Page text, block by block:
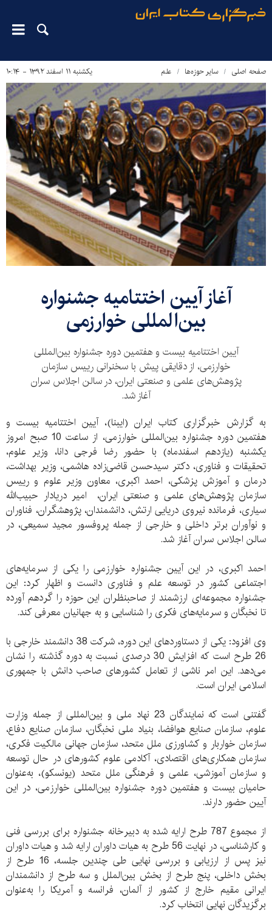
صفحه اصلی سایر حوزه‌ها علم یکشنبه ۱۱ اسفند ۱۳۹۲ - ۱۰:۱۴
آغاز آیین اختتامیه جشنواره
بین‌المللی خوارزمی
آیین اختتامیه بیست و هفتمین دوره جشنواره بین‌المللی
خوارزمی، از دقایقی پیش با سخنرانی رییس سازمان
پژوهش‌های علمی و صنعتی ایران، در سالن اجلاس سران
آغاز شد.
به گزارش خبرگزاری کتاب ایران (ایبنا)، آیین اختتامیه بیست و
هفتمین دوره جشنواره بین‌المللی خوارزمی، از ساعت 10 صبح امروز
یکشنبه (یازدهم اسفندماه) با حضور رضا فرجی دانا، وزیر علوم،
تحقیقات و فناوری، دکتر سید‌حسن قاضی‌زاده هاشمی، وزیر بهداشت،
درمان و آموزش پزشکی، احمد اکبری، معاون وزیر علوم و رییس
سازمان پژوهش‌های علمی و صنعتی ایران، امیر دریادار حبیب‌الله
سیاری، فرمانده نیروی دریایی ارتش، دانشمندان، پژوهشگران، فناوران
و نوآوران برتر داخلی و خارجی از جمله پروفسور مجید سمیعی، در
سالن اجلاس سران آغاز شد.
احمد اکبری، در این آیین جشنواره خوارزمی را یکی از سرمایه‌های
اجتماعی کشور در توسعه علم و فناوری دانست و اظهار کرد: این
جشنواره مجموعه‌ای ارزشمند از صاحبنظران این حوزه را گردهم آورده
تا نخبگان و سرمایه‌های فکری را شناسایی و به جهانیان معرفی کند.
وی افزود: یکی از دستاوردهای این دوره، شرکت 38 دانشمند خارجی با
26 طرح است که افزایش 30 درصدی نسبت به دوره گذشته را نشان
می‌دهد. این امر ناشی از تعامل کشورهای صاحب دانش با جمهوری
اسلامی ایران است.
گفتنی است که نمایندگان 23 نهاد ملی و بین‌المللی از جمله وزارت
علوم، سازمان صنایع هوافضا، بنیاد ملی نخبگان، سازمان صنایع دفاع،
سازمان خواربار و کشاورزی ملل متحد، سازمان جهانی مالکیت فکری،
سازمان همکاری‌های اقتصادی، آکادمی علوم کشورهای در حال توسعه
و سازمان آموزشی، علمی و فرهنگی ملل متحد (یونسکو)، به‌عنوان
حامیان بیست و هفتمین دوره جشنواره بین‌المللی خوارزمی، در این
آیین حضور دارند.
از مجموع 787 طرح ارایه شده به دبیرخانه جشنواره برای بررسی فنی
و کارشناسی، در نهایت 56 طرح به هیات داوران ارایه شد و هیات داوران
نیز پس از ارزیابی و بررسی نهایی طی چندین جلسه، 16 طرح از
بخش داخلی، پنج طرح از بخش بین‌الملل و سه طرح از دانشمندان
ایرانی مقیم خارج از کشور از آلمان، فرانسه و آمریکا را به‌عنوان
برگزیدگان نهایی انتخاب کرد.